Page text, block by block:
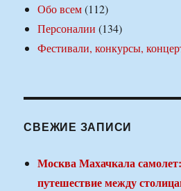
Обо всем(112)
Персоналии (134)
Фестивали, конкурсы,
СВЕЖИЕ ЗАПИСИ
Москва Махачкала
путешествие между